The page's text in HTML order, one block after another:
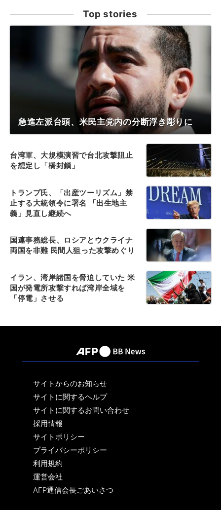
Top stories
急進左派台頭、米民主党内の分断浮き彫りに
台湾軍、大規模演習で台北攻撃阻止
を想定し「橋封鎖」
トランプ氏、「出産ツーリズム」禁
止する大統領令に署名 「出生地主
義」見直し継続へ
国連事務総長、ロシアとウクライナ
両国を非難 民間人狙った攻撃めぐり
イラン、湾岸諸国を脅迫していた 米
国が発電所攻撃すれば湾岸全域を
「停電」させる
サイトからのお知らせ
サイトに関するヘルプ
サイトに関するお問い合わせ
採用情報
サイトポリシー
プライバシーポリシー
利用規約
運営会社
AFP通信会長ごあいさつ